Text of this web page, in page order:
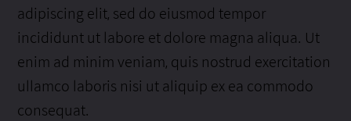
adipiscing elit, sed do eiusmod tempor
incididunt ut labore et dolore magna aliqua. Ut
enim ad minim veniam, quis nostrud exercitation
ullamco laboris nisi ut aliquip ex ea commodo
consequat.